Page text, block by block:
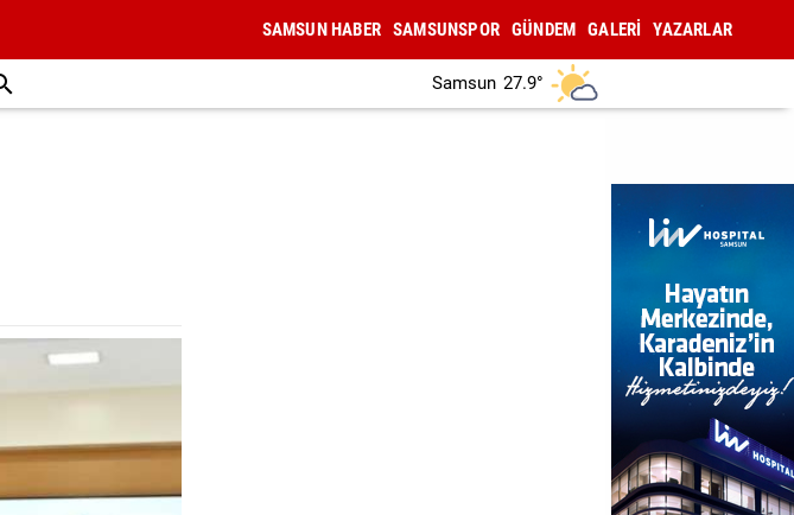
SAMSUN HABER SAMSUNSPOR GÜNDEM GALERİ YAZARLAR
Samsun 27.9°